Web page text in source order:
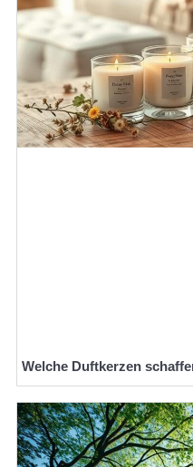
Welche Duftkerzen